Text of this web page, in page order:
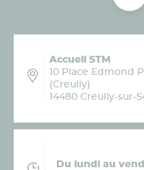
Accueil STM
10 Place Edmond
(Creully)
14480 Creully-sur-
Du lundi au